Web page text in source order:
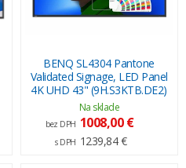
BENQ SL4304 Pantone
Validated Signage, LED Panel
4K UHD 43" (9H.S3KTB.DE2)
Na sklade
bez DPH 1008,00 €
s DPH 1239,84 €